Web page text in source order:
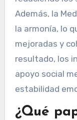
Además, la
la armonía, lo
mejoradas y
resultado, los
apoyo social
estabilidad
¿Qué